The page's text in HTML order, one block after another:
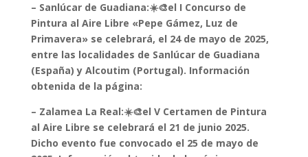
– Sanlúcar de Guadiana:☀️🎨el I Concurso de
Pintura al Aire Libre «Pepe Gámez, Luz de
Primavera» se celebrará, el 24 de mayo de 2025,
entre las localidades de Sanlúcar de Guadiana
(España) y Alcoutim (Portugal). Información
obtenida de la página:
– Zalamea La Real:☀️🎨el V Certamen de Pintura
al Aire Libre se celebrará el 21 de junio 2025.
Dicho evento fue convocado el 25 de mayo de